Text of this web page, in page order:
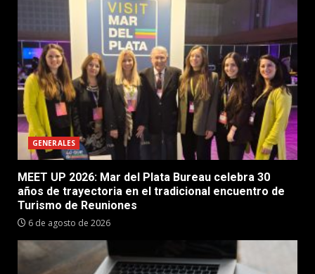
GENERALES
MEET UP 2026: Mar del Plata Bureau celebra 30
años de trayectoria en el tradicional encuentro de
Turismo de Reuniones
6 de agosto de 2026